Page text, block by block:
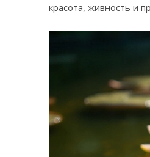
красота, живность и